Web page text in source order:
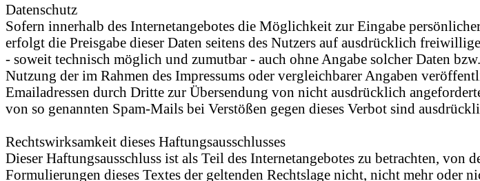
Datenschutz
Sofern innerhalb des Internetangebotes die Möglichkeit zur Eingabe
erfolgt die Preisgabe dieser Daten seitens des Nutzers auf ausdrücklich
- soweit technisch möglich und zumutbar - auch ohne Angabe solcher Daten
Nutzung der im Rahmen des Impressums oder vergleichbarer Angaben
Emailadressen durch Dritte zur Übersendung von nicht ausdrücklich
von so genannten Spam-Mails bei Verstößen gegen dieses Verbot sind
Rechtswirksamkeit dieses Haftungsausschlusses
Dieser Haftungsausschluss ist als Teil des Internetangebotes zu betrachten, von
Formulierungen dieses Textes der geltenden Rechtslage nicht, nicht mehr oder